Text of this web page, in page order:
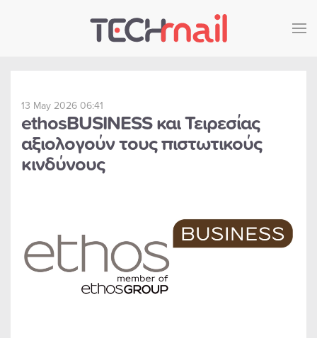
Skip to main content
13 May 2026 06:41
ethosBUSINESS και Τειρεσίας
αξιολογούν τους πιστωτικούς
κινδύνους